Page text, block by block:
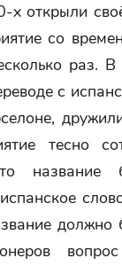
х открыли
со
раз.
с
тесно
название
должно